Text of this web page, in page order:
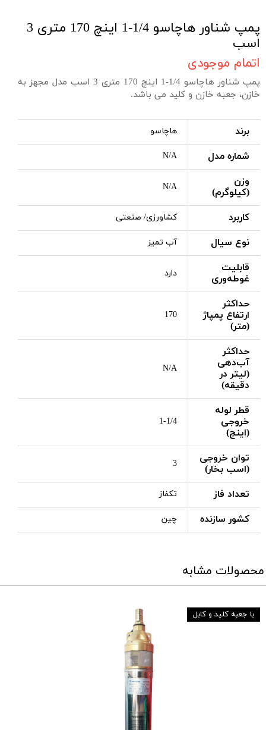
پمپ شناور هاچاسو 1/4-1 اینچ 170 متری 3
اسب
اتمام موجودی
پمپ شناور هاچاسو 1/4-1 اینچ 170 متری 3 اسب مدل مجهز به
خازن، جعبه خازن و کلید می باشد.
برند هاچاسو
شماره مدل N/A
وزن
(کیلوگرم)
N/A
کاربرد کشاورزی/ صنعتی
نوع سیال آب تمیز
قابلیت
غوطه‌وری
دارد
حداکثر
ارتفاع پمپاژ
(متر)
170
حداکثر
آب‌دهی
(لیتر در
دقیقه)
N/A
قطر لوله
خروجی
(اینچ)
1-1/4
توان خروجی
(اسب بخار)
3
تعداد فاز تکفاز
کشور سازنده چین
محصولات مشابه
با جعبه کلید و کابل